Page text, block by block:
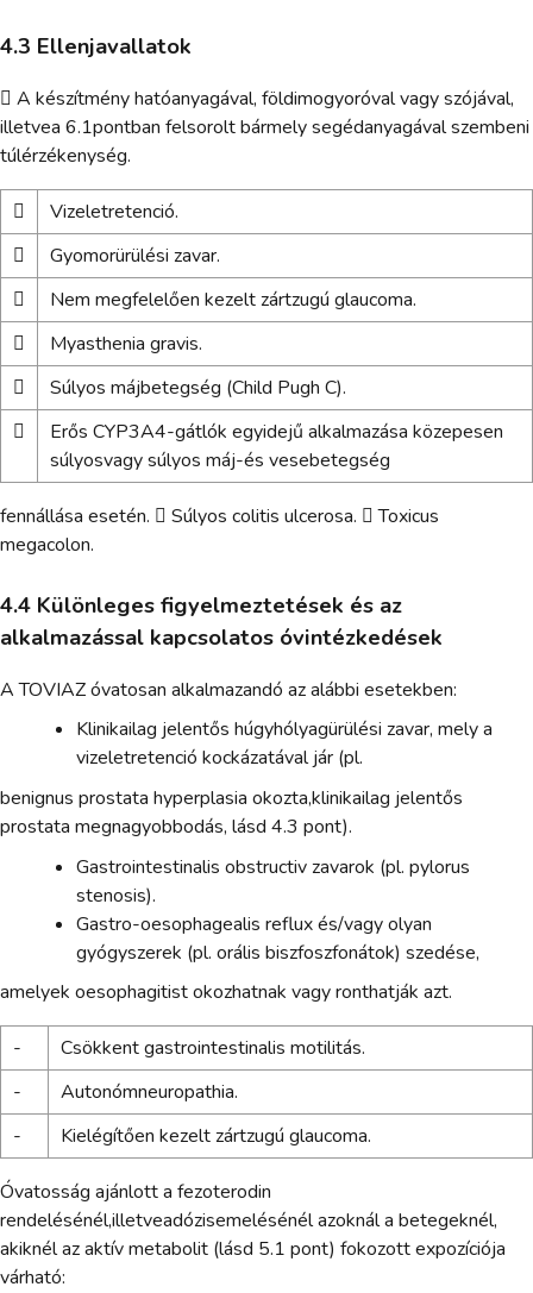
4.3 Ellenjavallatok
 A készítmény hatóanyagával, földimogyoróval vagy szójával,
illetvea 6.1pontban felsorolt bármely segédanyagával szembeni
túlérzékenység.

Vizeletretenció.

Gyomorürülési zavar.

Nem megfelelően kezelt zártzugú glaucoma.

Myasthenia gravis.

Súlyos májbetegség (Child Pugh C).

Erős CYP3A4-gátlók egyidejű alkalmazása közepesen
súlyosvagy súlyos máj-és vesebetegség
fennállása esetén.  Súlyos colitis ulcerosa.  Toxicus
megacolon.
4.4 Különleges figyelmeztetések és az
alkalmazással kapcsolatos óvintézkedések
A TOVIAZ óvatosan alkalmazandó az alábbi esetekben:
Klinikailag jelentős húgyhólyagürülési zavar, mely a
vizeletretenció kockázatával jár (pl.
benignus prostata hyperplasia okozta,klinikailag jelentős
prostata megnagyobbodás, lásd 4.3 pont).
Gastrointestinalis obstructiv zavarok (pl. pylorus
stenosis).
Gastro-oesophagealis reflux és/vagy olyan
gyógyszerek (pl. orális biszfoszfonátok) szedése,
amelyek oesophagitist okozhatnak vagy ronthatják azt.
-
Csökkent gastrointestinalis motilitás.
-
Autonómneuropathia.
-
Kielégítően kezelt zártzugú glaucoma.
Óvatosság ajánlott a fezoterodin
rendelésénél,illetveadózisemelésénél azoknál a betegeknél,
akiknél az aktív metabolit (lásd 5.1 pont) fokozott expozíciója
várható: